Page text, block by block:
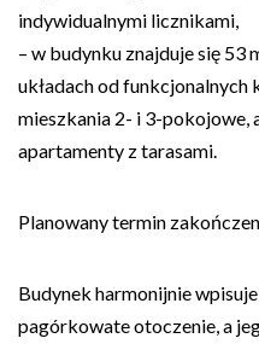
indywidualnymi licznikami,
– w budynku znajduje się 53
układach od
mieszkania 2- i 3-pokojowe,
apartamenty z tarasami.
Planowany termin
Budynek harmonijnie
pagórkowate otoczenie, a